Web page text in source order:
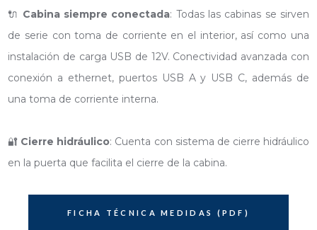
🔌 Cabina siempre conectada: Todas las cabinas se sirven
de serie con toma de corriente en el interior, así como una
instalación de carga USB de 12V. Conectividad avanzada con
conexión a ethernet, puertos USB A y USB C, además de
una toma de corriente interna.
🔐 Cierre hidráulico: Cuenta con sistema de cierre hidráulico
en la puerta que facilita el cierre de la cabina.
FICHA TÉCNICA MEDIDAS (PDF)